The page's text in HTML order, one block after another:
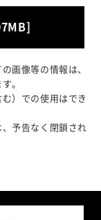
画像等の情報は、
。
）での使用はでき
予告なく閉鎖され